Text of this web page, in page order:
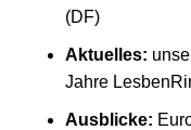
(DF)
Aktuelles:
Jahre
Ausblicke: